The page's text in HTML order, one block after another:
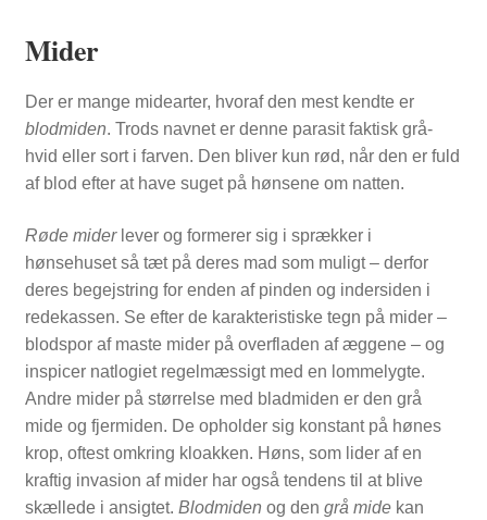
Mider
Der er mange midearter, hvoraf den mest kendte er
blodmiden. Trods navnet er denne parasit faktisk grå-
hvid eller sort i farven. Den bliver kun rød, når den er fuld
af blod efter at have suget på hønsene om natten.
Røde miderlever og formerer sig i sprækker i
hønsehuset så tæt på deres mad som muligt – derfor
deres begejstring for enden af pinden og indersiden i
redekassen. Se efter de karakteristiske tegn på mider –
blodspor af maste mider på overfladen af æggene – og
inspicer natlogiet regelmæssigt med en lommelygte.
Andre mider på størrelse med bladmiden er den grå
mide og fjermiden. De opholder sig konstant på hønes
krop, oftest omkring kloakken. Høns, som lider af en
kraftig invasion af mider har også tendens til at blive
skællede i ansigtet. Blodmiden og den grå midekan